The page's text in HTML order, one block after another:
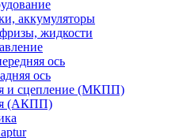
аккумуляторы
жидкости
ось
ось
и сцепление (МКПП)
(АКПП)